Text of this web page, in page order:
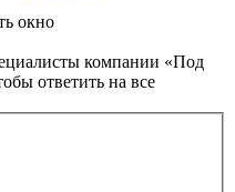
окно
компании «Под
ответить на все